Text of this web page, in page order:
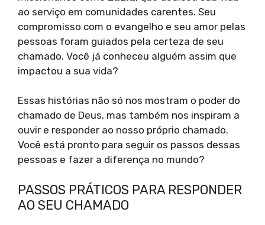
ao serviço em comunidades carentes. Seu
compromisso com o evangelho e seu amor pelas
pessoas foram guiados pela certeza de seu
chamado. Você já conheceu alguém assim que
impactou a sua vida?
Essas histórias não só nos mostram o poder do
chamado de Deus, mas também nos inspiram a
ouvir e responder ao nosso próprio chamado.
Você está pronto para seguir os passos dessas
pessoas e fazer a diferença no mundo?
PASSOS PRÁTICOS PARA RESPONDER
AO SEU CHAMADO